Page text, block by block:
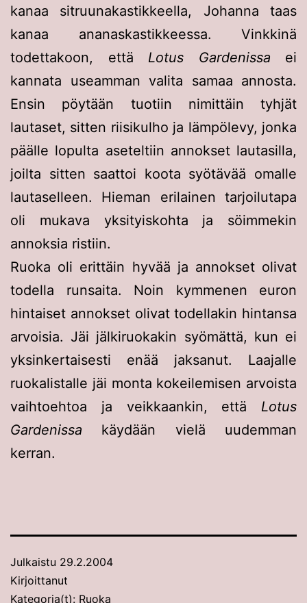
kanaa sitruunakastikkeella, Johanna taas
kanaa ananaskastikkeessa. Vinkkinä
todettakoon, että Lotus Gardenissa ei
kannata useamman valita samaa annosta.
Ensin pöytään tuotiin nimittäin tyhjät
lautaset, sitten riisikulho ja lämpölevy, jonka
päälle lopulta aseteltiin annokset lautasilla,
joilta sitten saattoi koota syötävää omalle
lautaselleen. Hieman erilainen tarjoilutapa
oli mukava yksityiskohta ja söimmekin
annoksia ristiin.
Ruoka oli erittäin hyvää ja annokset olivat
todella runsaita. Noin kymmenen euron
hintaiset annokset olivat todellakin hintansa
arvoisia. Jäi jälkiruokakin syömättä, kun ei
yksinkertaisesti enää jaksanut. Laajalle
ruokalistalle jäi monta kokeilemisen arvoista
vaihtoehtoa ja veikkaankin, että Lotus
Gardenissa käydään vielä uudemman
kerran.
Julkaistu 29.2.2004
Kirjoittanut
Kategoria(t): Ruoka